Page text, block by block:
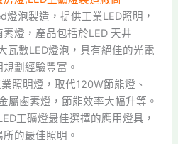
泡製造，提供工業LED照明，
燈，產品包括於LED 天井
瓦數LED燈泡，具有絕佳的光電
劃經驗豐富。
照明燈，取代120W節能燈、
屬鹵素燈，節能效率大幅升等。
工礦燈最佳選擇的應用燈具，
的最佳照明。